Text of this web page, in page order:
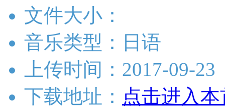
文件大小：
音乐类型：日语
上传时间：2017-09-23
下载地址： 点击进入